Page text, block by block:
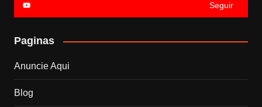
Seguir
Paginas
Anuncie Aqui
Blog